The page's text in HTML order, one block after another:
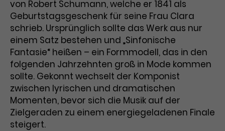
von Robert Schumann, welche er 1841 als
Geburtstagsgeschenk für seine Frau Clara
schrieb. Ursprünglich sollte das Werk aus nur
einem Satz bestehen und „Sinfonische
Fantasie“ heißen – ein Formmodell, das in den
folgenden Jahrzehnten groß in Mode kommen
sollte. Gekonnt wechselt der Komponist
zwischen lyrischen und dramatischen
Momenten, bevor sich die Musik auf der
Zielgeraden zu einem energiegeladenen Finale
steigert.